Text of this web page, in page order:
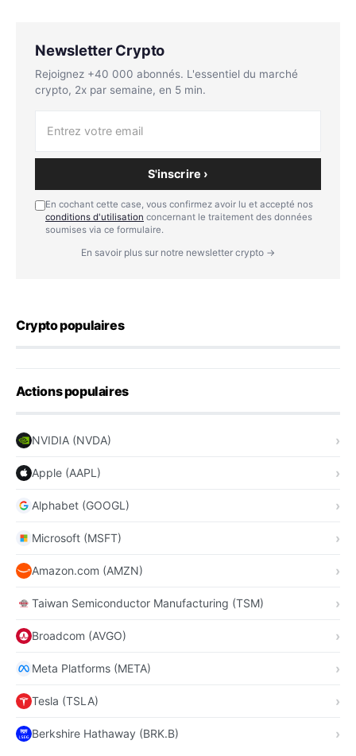
Newsletter Crypto
Rejoignez +40 000 abonnés. L'essentiel du marché
crypto, 2x par semaine, en 5 min.
S'inscrire ›
En cochant cette case, vous confirmez avoir lu et accepté nos
conditions d'utilisation concernant le traitement des données
soumises via ce formulaire.
En savoir plus sur notre newsletter crypto →
Crypto populaires
Actions populaires
NVIDIA (NVDA)
Apple (AAPL)
Alphabet (GOOGL)
Microsoft (MSFT)
Amazon.com (AMZN)
Taiwan Semiconductor Manufacturing (TSM)
Broadcom (AVGO)
Meta Platforms (META)
Tesla (TSLA)
Berkshire Hathaway (BRK.B)